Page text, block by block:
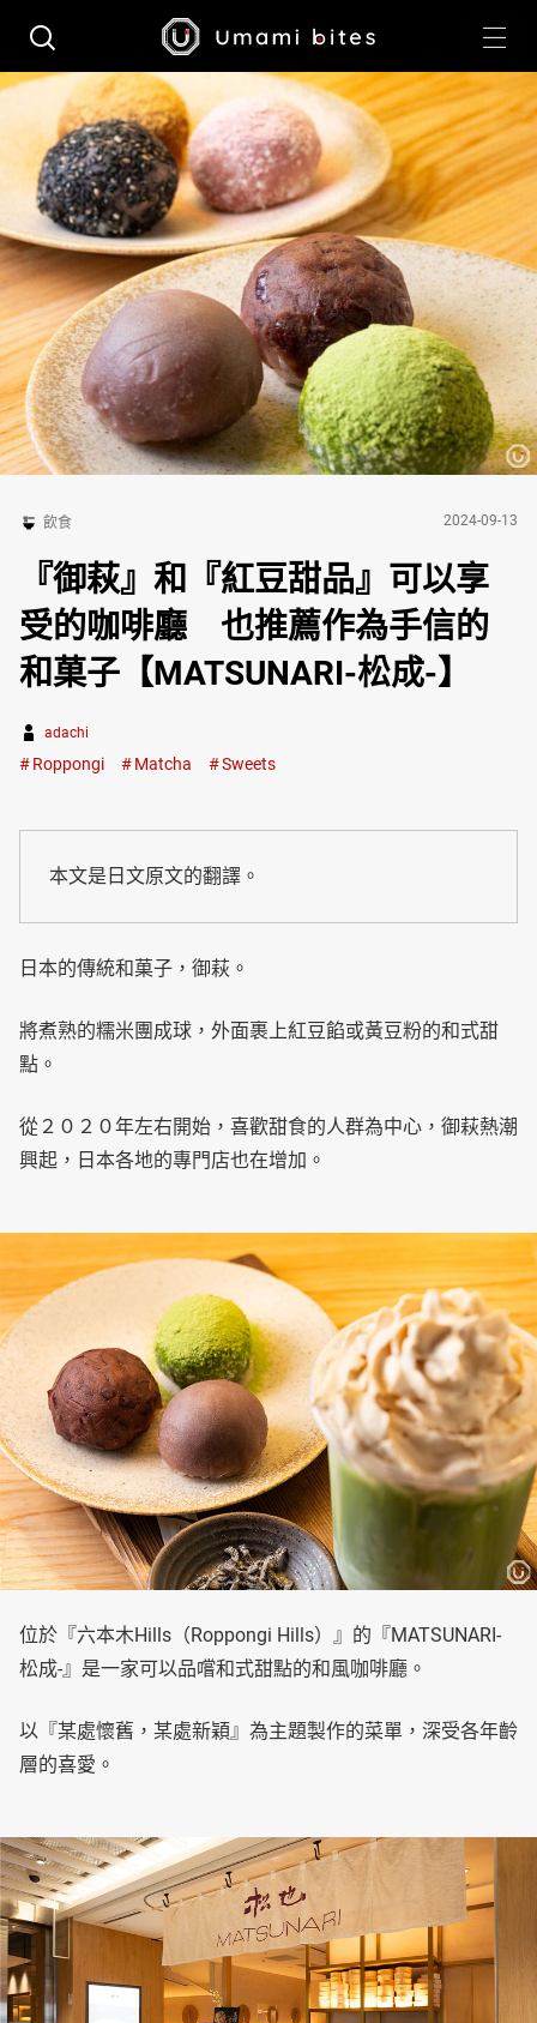
飲食 2024-09-13
『御萩』和『紅豆甜品』可以享
受的咖啡廳 也推薦作為手信的
和菓子【MATSUNARI-松成-】
adachi
Roppongi Matcha Sweets
本文是日文原文的翻譯。
日本的傳統和菓子，御萩。
將煮熟的糯米團成球，外面裹上紅豆餡或黃豆粉的和式甜
點。
從２０２０年左右開始，喜歡甜食的人群為中心，御萩熱潮
興起，日本各地的專門店也在增加。
位於『六本木Hills（Roppongi Hills）』的『MATSUNARI-
松成-』是一家可以品嚐和式甜點的和風咖啡廳。
以『某處懷舊，某處新穎』為主題製作的菜單，深受各年齡
層的喜愛。